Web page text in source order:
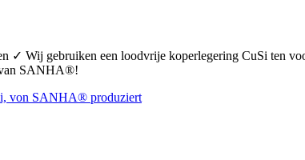
✓ Wij gebruiken een loodvrije koperlegering CuSi ten
van SANHA®!